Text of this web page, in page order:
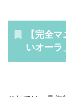
【完全
いオーラ